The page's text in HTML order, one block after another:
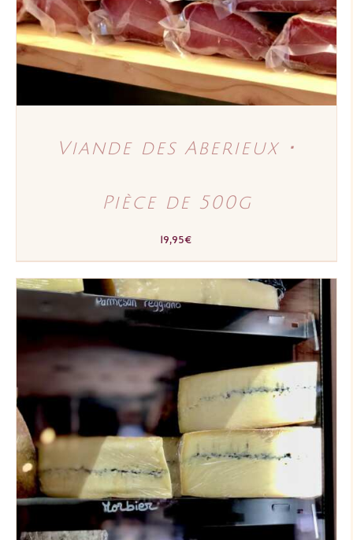
Viande des Aberieux ･
Pièce de 500g
19,95€
AJOUTER AU PANIER
/
DÉTAILS